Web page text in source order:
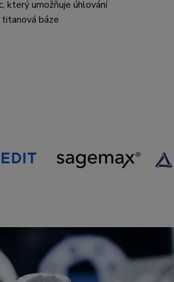
který umožňuje úhlování
báze